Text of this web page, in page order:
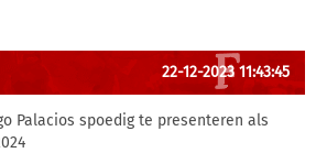
22-12-2023 11:43:45
Palacios spoedig te presenteren als